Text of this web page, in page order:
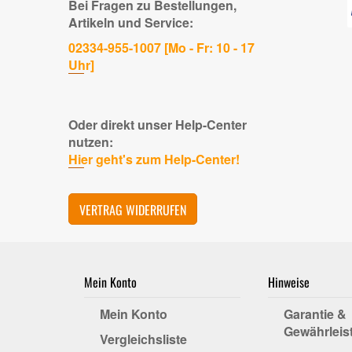
Bei Fragen zu Bestellungen,
Artikeln und Service:
02334-955-1007 [Mo - Fr: 10 - 17
Uhr]
Oder direkt unser Help-Center
nutzen:
Hier geht's zum Help-Center!
VERTRAG WIDERRUFEN
Mein Konto
Mein Konto
Vergleichsliste
Hinweise
Garantie &